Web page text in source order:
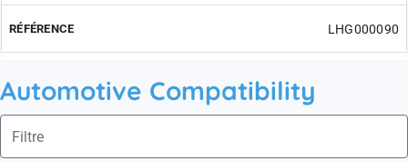
LHG000090
Automotive Compatibility